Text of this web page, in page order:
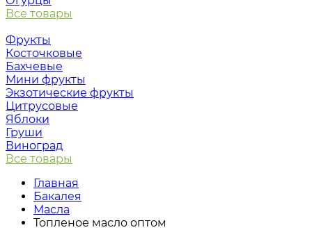
Все товары
Фрукты
Косточковые
Бахчевые
Мини фрукты
Экзотические фрукты
Цитрусовые
Яблоки
Груши
Виноград
Все товары
Главная
Бакалея
Масла
Топленое масло оптом